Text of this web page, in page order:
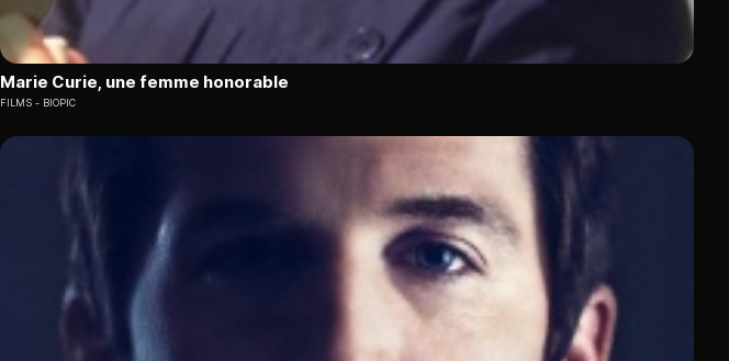
Marie Curie, une femme honorable
FILMS BIOPIC